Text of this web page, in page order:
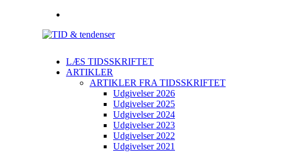
LÆS TIDSSKRIFTET
ARTIKLER
ARTIKLER FRA TIDSSKRIFTET
Udgivelser 2026
Udgivelser 2025
Udgivelser 2024
Udgivelser 2023
Udgivelser 2022
Udgivelser 2021